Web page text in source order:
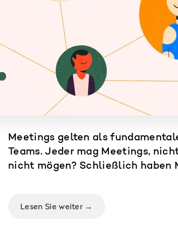
Meetings gelten als
Teams. Jeder mag Meetings,
nicht mögen? Schließlich haben
Lesen Sie weiter →